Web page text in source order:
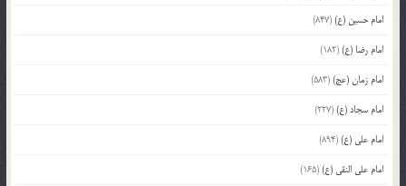
امام حسین (ع)(847)
امام رضا (ع)(182)
امام زمان (عج)(583)
امام سجاد (ع)(227)
امام علی (ع)(894)
امام علی النقی (ع)(165)